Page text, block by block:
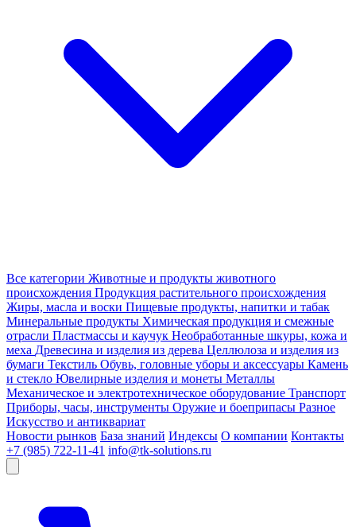
Все категории Животные и продукты животного
происхождения Продукция растительного происхождения
Жиры, масла и воски Пищевые продукты, напитки и табак
Минеральные продукты Химическая продукция и смежные
отрасли Пластмассы и каучук Необработанные шкуры, кожа и
меха Древесина и изделия из дерева Целлюлоза и изделия из
бумаги Текстиль Обувь, головные уборы и аксессуары Камень
и стекло Ювелирные изделия и монеты Металлы
Механическое и электротехническое оборудование Транспорт
Приборы, часы, инструменты Оружие и боеприпасы Разное
Искусство и антиквариат
Новости рынков База знаний Индексы О компании Контакты
+7 (985) 722-11-41 info@tk-solutions.ru